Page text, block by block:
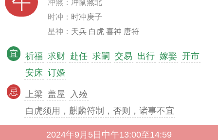
冲煞： 冲鼠煞北
时冲： 时冲庚子
星神： 天兵 白虎 喜神 唐符
宜 祈福 求财 赴任 求嗣 交易 出行 嫁娶 开市
安床 订婚
忌 上梁 盖屋
入殓
白虎须用，麒麟符制，否则，诸事不宜
2024年9月5日中午13:00至14:59